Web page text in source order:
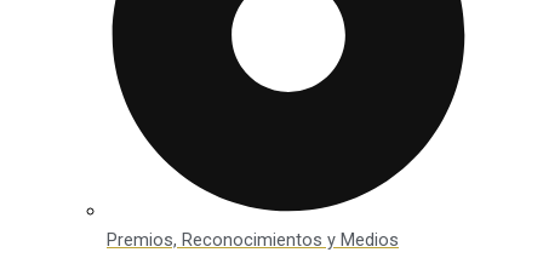
Premios, Reconocimientos y Medios